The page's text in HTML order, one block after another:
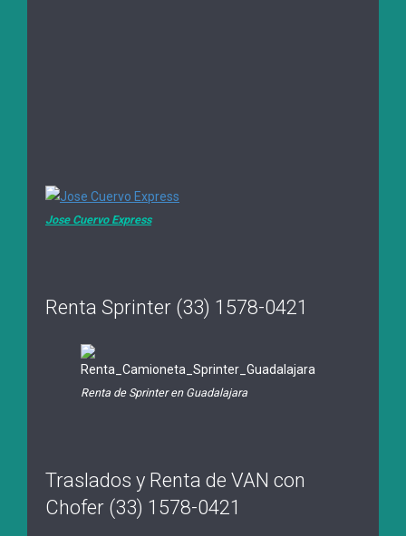
Jose Cuervo Express
Renta Sprinter (33) 1578-0421
Renta de Sprinter en Guadalajara
Traslados y Renta de VAN con
Chofer (33) 1578-0421